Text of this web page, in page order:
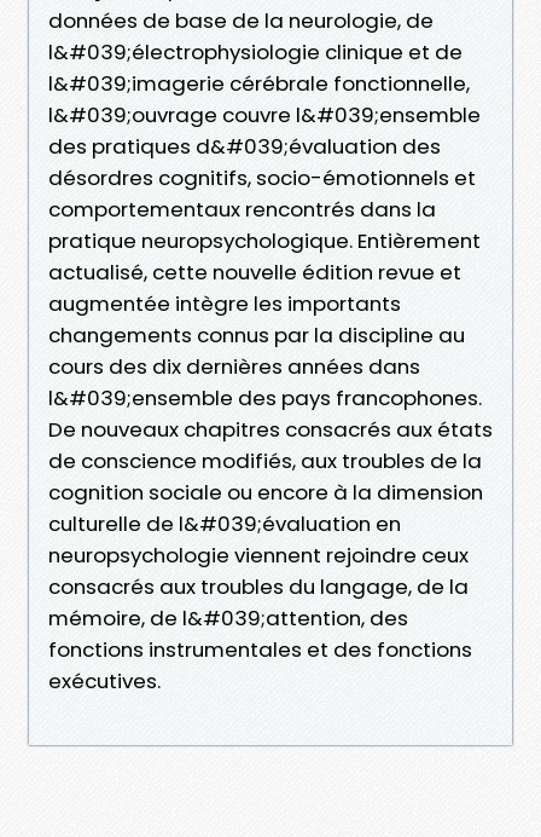
données de base de la neurologie, de
l&#039;électrophysiologie clinique et de
l&#039;imagerie cérébrale fonctionnelle,
l&#039;ouvrage couvre l&#039;ensemble
des pratiques d&#039;évaluation des
désordres cognitifs, socio-émotionnels et
comportementaux rencontrés dans la
pratique neuropsychologique. Entièrement
actualisé, cette nouvelle édition revue et
augmentée intègre les importants
changements connus par la discipline au
cours des dix dernières années dans
l&#039;ensemble des pays francophones.
De nouveaux chapitres consacrés aux états
de conscience modifiés, aux troubles de la
cognition sociale ou encore à la dimension
culturelle de l&#039;évaluation en
neuropsychologie viennent rejoindre ceux
consacrés aux troubles du langage, de la
mémoire, de l&#039;attention, des
fonctions instrumentales et des fonctions
exécutives.